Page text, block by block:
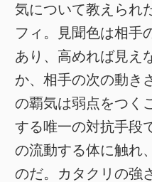
気について教えられ
フィ。見聞色は相手
あり、高めれば見え
か、相手の次の動き
の覇気は弱点をつく
する唯一の対抗手段
の流動する体に触れ
のだ。カタクリの強